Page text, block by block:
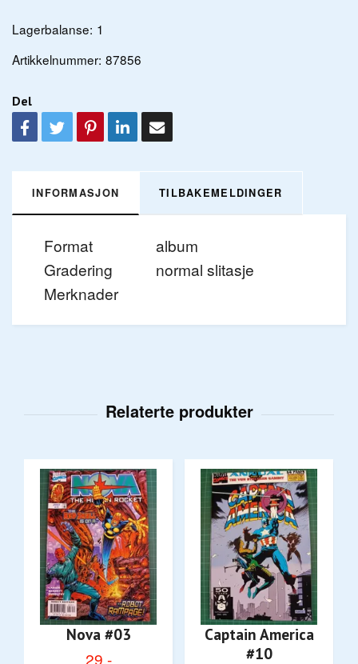
Lagerbalanse: 1
Artikkelnummer: 87856
Del
INFORMASJON TILBAKEMELDINGER
Format
album
Gradering
normal slitasje
Merknader
Nova #03
29,-
Captain America
#10